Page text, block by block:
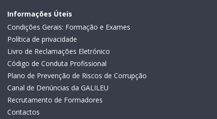
Informações Úteis
Condições Gerais: Formação e Exames
Política de privacidade
Livro de Reclamações Eletrónico
Código de Conduta Profissional
Plano de Prevenção de Riscos de Corrupção
Canal de Denúncias da GALILEU
Recrutamento de Formadores
Contactos